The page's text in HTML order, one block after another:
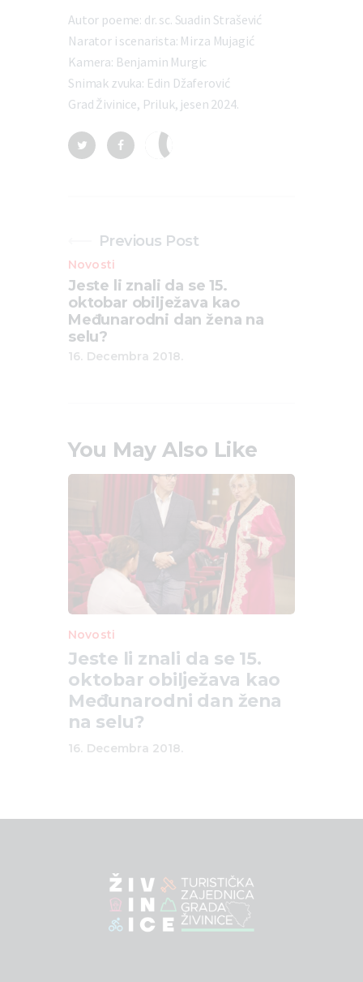
Autor poeme: dr. sc. Suadin Strašević
Narator i scenarista: Mirza Mujagić
Kamera: Benjamin Murgic
Snimak zvuka: Edin Džaferović
Grad Živinice, Priluk, jesen 2024.
Previous Post
Novosti
Jeste li znali da se 15.
oktobar obilježava kao
Međunarodni dan žena na
selu?
16. Decembra 2018.
You May Also Like
Novosti
Jeste li znali da se 15.
oktobar obilježava kao
Međunarodni dan žena
na selu?
16. Decembra 2018.